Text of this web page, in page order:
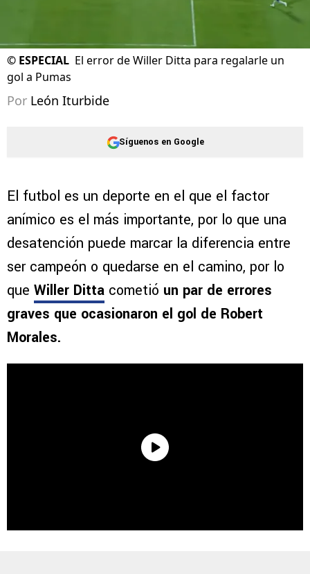
© ESPECIAL El error de Willer Ditta para regalarle un
gol a Pumas
Por León Iturbide
Síguenos en Google
El futbol es un deporte en el que el factor
anímico es el más importante, por lo que una
desatención puede marcar la diferencia entre
ser campeón o quedarse en el camino, por lo
que Willer Ditta cometió un par de errores
graves que ocasionaron el gol de Robert
Morales.